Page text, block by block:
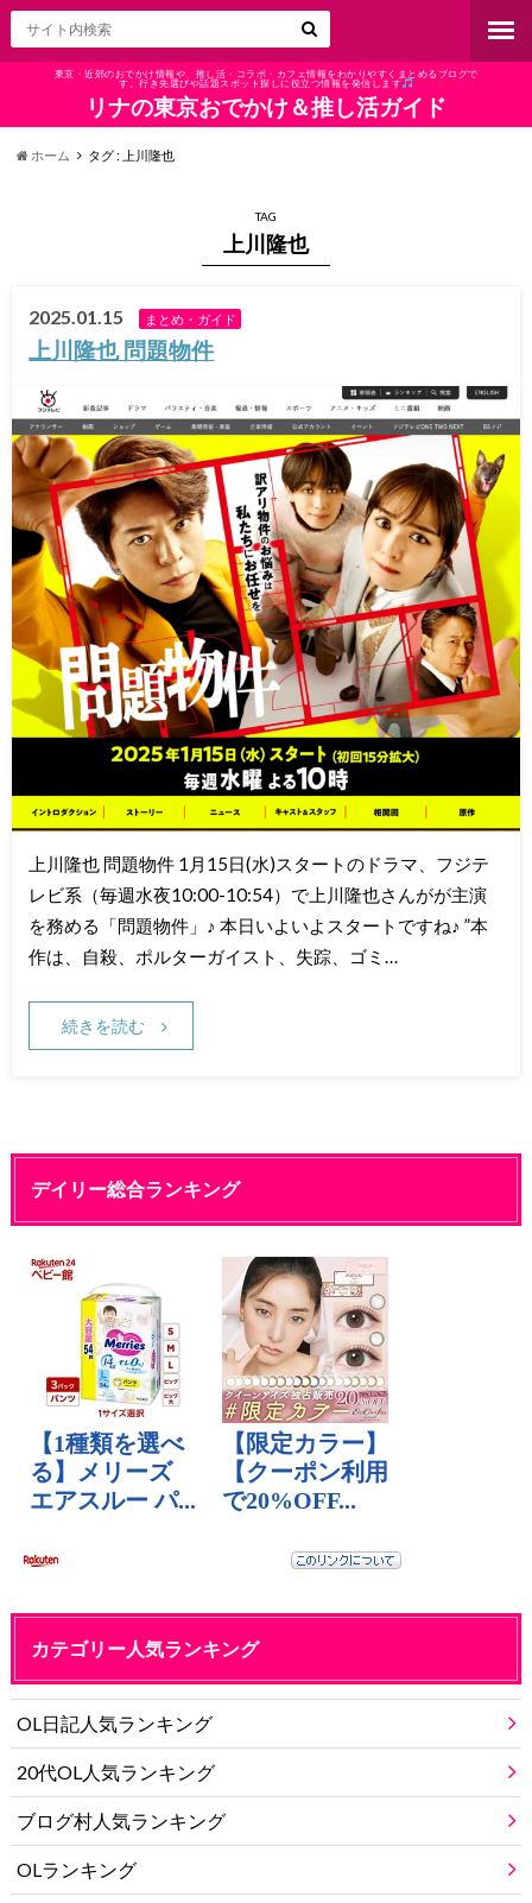
東京・近郊のおでかけ情報や、推し活・コラボ・カフェ情報をわかりやすくまとめるブログで
す。行き先選びや話題スポット探しに役立つ情報を発信します
リナの東京おでかけ＆推し活ガイド
ホーム タグ : 上川隆也
TAG
上川隆也
2025.01.15 まとめ・ガイド
上川隆也 問題物件
上川隆也 問題物件 1月15日(水)スタートのドラマ、フジテ
レビ系（毎週水夜10:00-10:54）で上川隆也さんがが主演
を務める「問題物件」♪ 本日いよいよスタートですね♪ ”本
作は、自殺、ポルターガイスト、失踪、ゴミ…
続きを読む
デイリー総合ランキング
カテゴリー人気ランキング
OL日記人気ランキング
20代OL人気ランキング
ブログ村人気ランキング
OLランキング